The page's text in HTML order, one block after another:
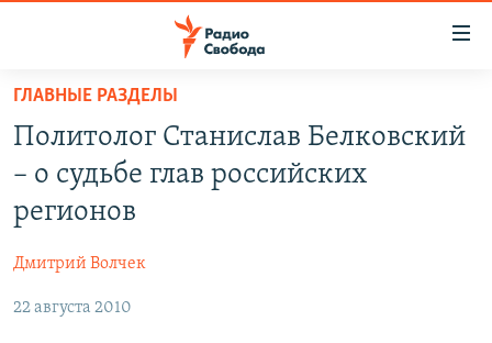
упрощенного
доступа
основному
Вернутся
АВТОРСКИЕ ПРОЕКТЫ
МНЕНИЯ
КУЛЬТУРА
ГЛАВНЫЕ РАЗДЕЛЫ
Политолог Станислав Белковский
– о судьбе глав российских
регионов
Дмитрий Волчек
22 августа 2010